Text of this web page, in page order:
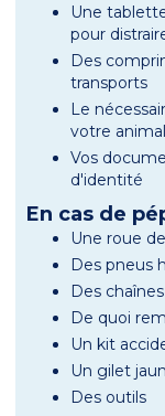
Une
pour
Des
transports
Le
votre
Vos
d'identité
En cas de
Une roue
Des pneus
Des
De quoi
Un kit
Un gilet
Des outils